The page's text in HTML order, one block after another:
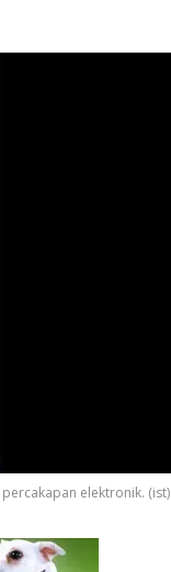
elektronik. (ist)